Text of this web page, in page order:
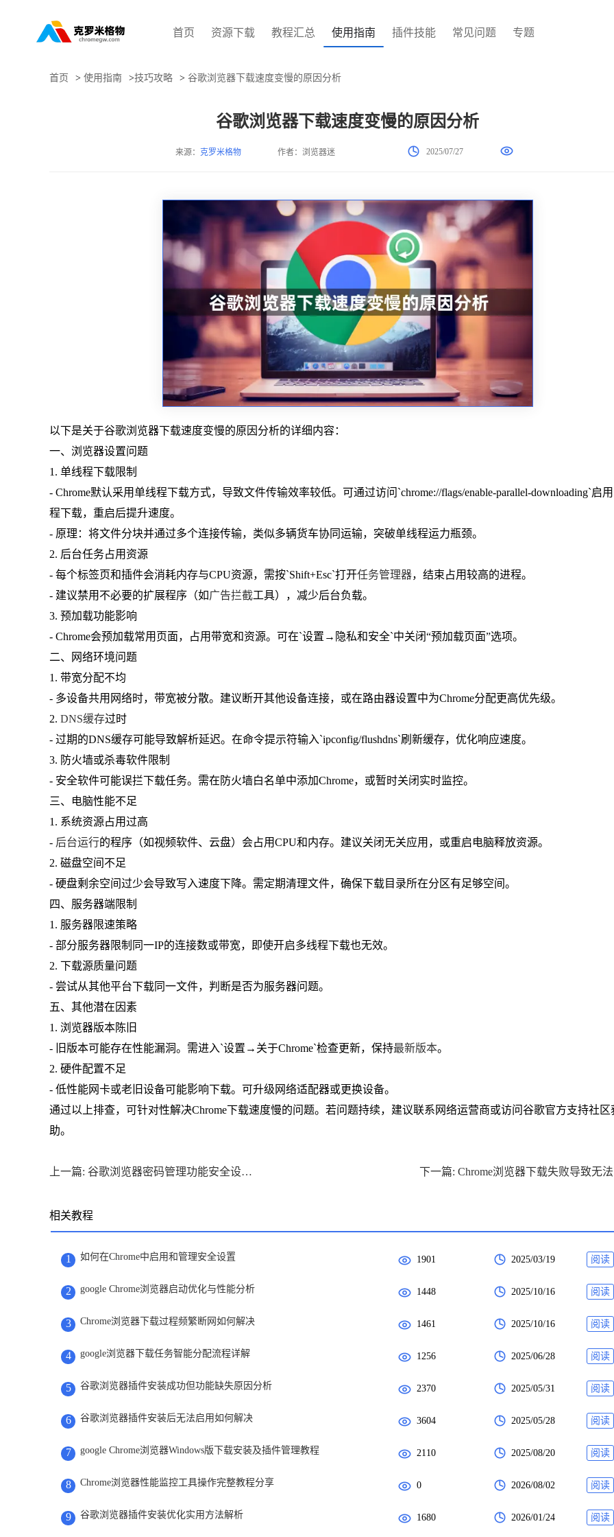
首页 资源下载 教程汇总 使用指南 插件技能 常见问题 专题
首页 > 使用指南 >技巧攻略 > 谷歌浏览器下载速度变慢的原因分析
谷歌浏览器下载速度变慢的原因分析
来源： 克罗米格物 作者：浏览器迷 2025/07/27
以下是关于谷歌浏览器下载速度变慢的原因分析的详细内容：
一、浏览器设置问题
1. 单线程下载限制
- Chrome默认采用单线程下载方式，导致文件传输效率较低。可通过访问`chrome://flags/enable-parallel-downloading`启
程下载，重启后提升速度。
- 原理：将文件分块并通过多个连接传输，类似多辆货车协同运输，突破单线程运力瓶颈。
2. 后台任务占用资源
- 每个标签页和插件会消耗内存与CPU资源，需按`Shift+Esc`打开任务管理器，结束占用较高的进程。
- 建议禁用不必要的扩展程序（如广告拦截工具），减少后台负载。
3. 预加载功能影响
- Chrome会预加载常用页面，占用带宽和资源。可在`设置→隐私和安全`中关闭“预加载页面”选项。
二、网络环境问题
1. 带宽分配不均
- 多设备共用网络时，带宽被分散。建议断开其他设备连接，或在路由器设置中为Chrome分配更高优先级。
2. DNS缓存过时
- 过期的DNS缓存可能导致解析延迟。在命令提示符输入`ipconfig/flushdns`刷新缓存，优化响应速度。
3. 防火墙或杀毒软件限制
- 安全软件可能误拦下载任务。需在防火墙白名单中添加Chrome，或暂时关闭实时监控。
三、电脑性能不足
1. 系统资源占用过高
- 后台运行的程序（如视频软件、云盘）会占用CPU和内存。建议关闭无关应用，或重启电脑释放资源。
2. 磁盘空间不足
- 硬盘剩余空间过少会导致写入速度下降。需定期清理文件，确保下载目录所在分区有足够空间。
四、服务器端限制
1. 服务器限速策略
- 部分服务器限制同一IP的连接数或带宽，即使开启多线程下载也无效。
2. 下载源质量问题
- 尝试从其他平台下载同一文件，判断是否为服务器问题。
五、其他潜在因素
1. 浏览器版本陈旧
- 旧版本可能存在性能漏洞。需进入`设置→关于Chrome`检查更新，保持最新版本。
2. 硬件配置不足
- 低性能网卡或老旧设备可能影响下载。可升级网络适配器或更换设备。
通过以上排查，可针对性解决Chrome下载速度慢的问题。若问题持续，建议联系网络运营商或访问谷歌官方支持社区
助。
上一篇: 谷歌浏览器密码管理功能安全设置与使用教程全集
相关教程
1 如何在Chrome中启用和管理安全设置 1901 2025/03/19 阅读
2 google Chrome浏览器启动优化与性能分析 1448 2025/10/16 阅读
3 Chrome浏览器下载过程频繁断网如何解决 1461 2025/10/16 阅读
4 google浏览器下载任务智能分配流程详解 1256 2025/06/28 阅读
5 谷歌浏览器插件安装成功但功能缺失原因分析 2370 2025/05/31 阅读
6 谷歌浏览器插件安装后无法启用如何解决 3604 2025/05/28 阅读
7 google Chrome浏览器Windows版下载安装及插件管理教程 2110 2025/08/20 阅读
8 Chrome浏览器性能监控工具操作完整教程分享 0 2026/08/02 阅读
9 谷歌浏览器插件安装优化实用方法解析 1680 2026/01/24 阅读